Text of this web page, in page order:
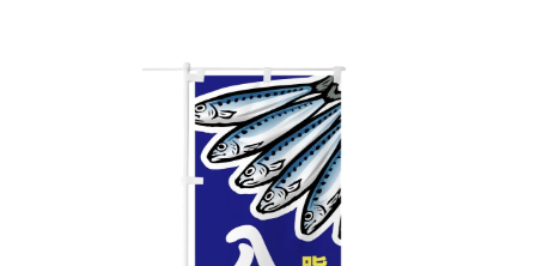
個数 単価
合計金額
カートに入れる
で解像度200dp以上必要です）当社の取り扱
いの規格サイズにつきましてはデザインテン
プレートの用意がありますので、ご購入後マ
イページの「購入履歴」よりダウンロードし
てご利用くださいませ。
お客様自身でオリジナルのサイズで製作する
場合につきましてはご希望の仕上がりサイズ
分だけののぼり旗をつくりたい！などのデザ
イン改造や既製デザインに自分たちの団体の
名前入れや会社のロゴなどを挿入するなどの
相談もお請けしております。
もしかしたら左側と上についているよりも右
側と上についていた方が良いと思うかもしれ
風向きを考えながらチチの向きを決めてから
デザインをするとどの方向でデザインをする
など）のでサイズの指定につきましてはｍｍ単
位は不可となります。最終的なサイズも多少の
ズレ5ｍｍ程度は起きる可能性があります。
など）のでサイズの指定につきましてはｍｍ単
位は不可となります。最終的なサイズも多少の
ズレ5ｍｍ程度は起きる可能性があります。
棒袋縫い加工
生地のふちを大きく棒袋状に縫いこみポール
を通す筒をつくります。ポール自体を包み込
むため、耐久性があがり、デザインがより目
カーブ形状の特殊なのぼり旗にも適合する加
棒袋縫い加工
生地のふちを大きく棒袋状に縫いこみポール
を通す筒をつくります。ポール自体を包み込
むため、耐久性があがり、デザインがより目
カーブ形状の特殊なのぼり旗にも適合する加
い糸を走らせて補強します。加工をすることで
のぼり旗の１辺～４辺は折り返し加工されま
すのでその部分のホツレや裂けてしまうこと
を防止する効果があります。
棒袋縫いの場合、補強が無償で付いてきます。
ポンジ（一般）
一般的なのぼり旗の生地はポンジといわれる
厚みが約0.14ｍｍのとても薄い生地を使用し
のぼり旗製作で一番良く使用される生地で